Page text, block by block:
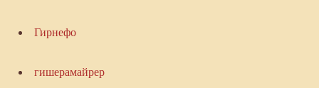
Гирнефо
гишерамайрер